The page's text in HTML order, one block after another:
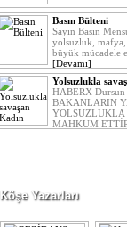
Basın Bülteni
Sayın Basın
yolsuzluk, mafya,
büyük mücadele
[Devamı]
Yolsuzlukla
HABERX
BAKANLARIN
YOLSUZLUKLA
MAHKUM
Köşe Yazarları